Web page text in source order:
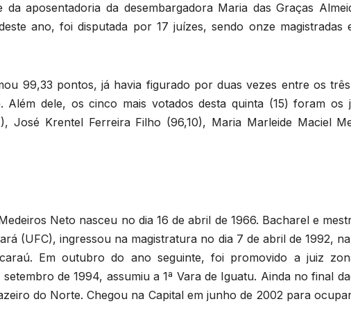
aposentadoria da desembargadora Maria das Graças
ano, foi disputada por 17 juízes, sendo onze magistradas
99,33 pontos, já havia figurado por duas vezes entre os
Além dele, os cinco mais votados desta quinta (15) foram os
José Krentel Ferreira Filho (96,10), Maria Marleide Maciel
Neto nasceu no dia 16 de abril de 1966. Bacharel e
(UFC), ingressou na magistratura no dia 7 de abril de 1992,
Em outubro do ano seguinte, foi promovido a juiz
de 1994, assumiu a 1ª Vara de Iguatu. Ainda no final
do Norte. Chegou na Capital em junho de 2002 para